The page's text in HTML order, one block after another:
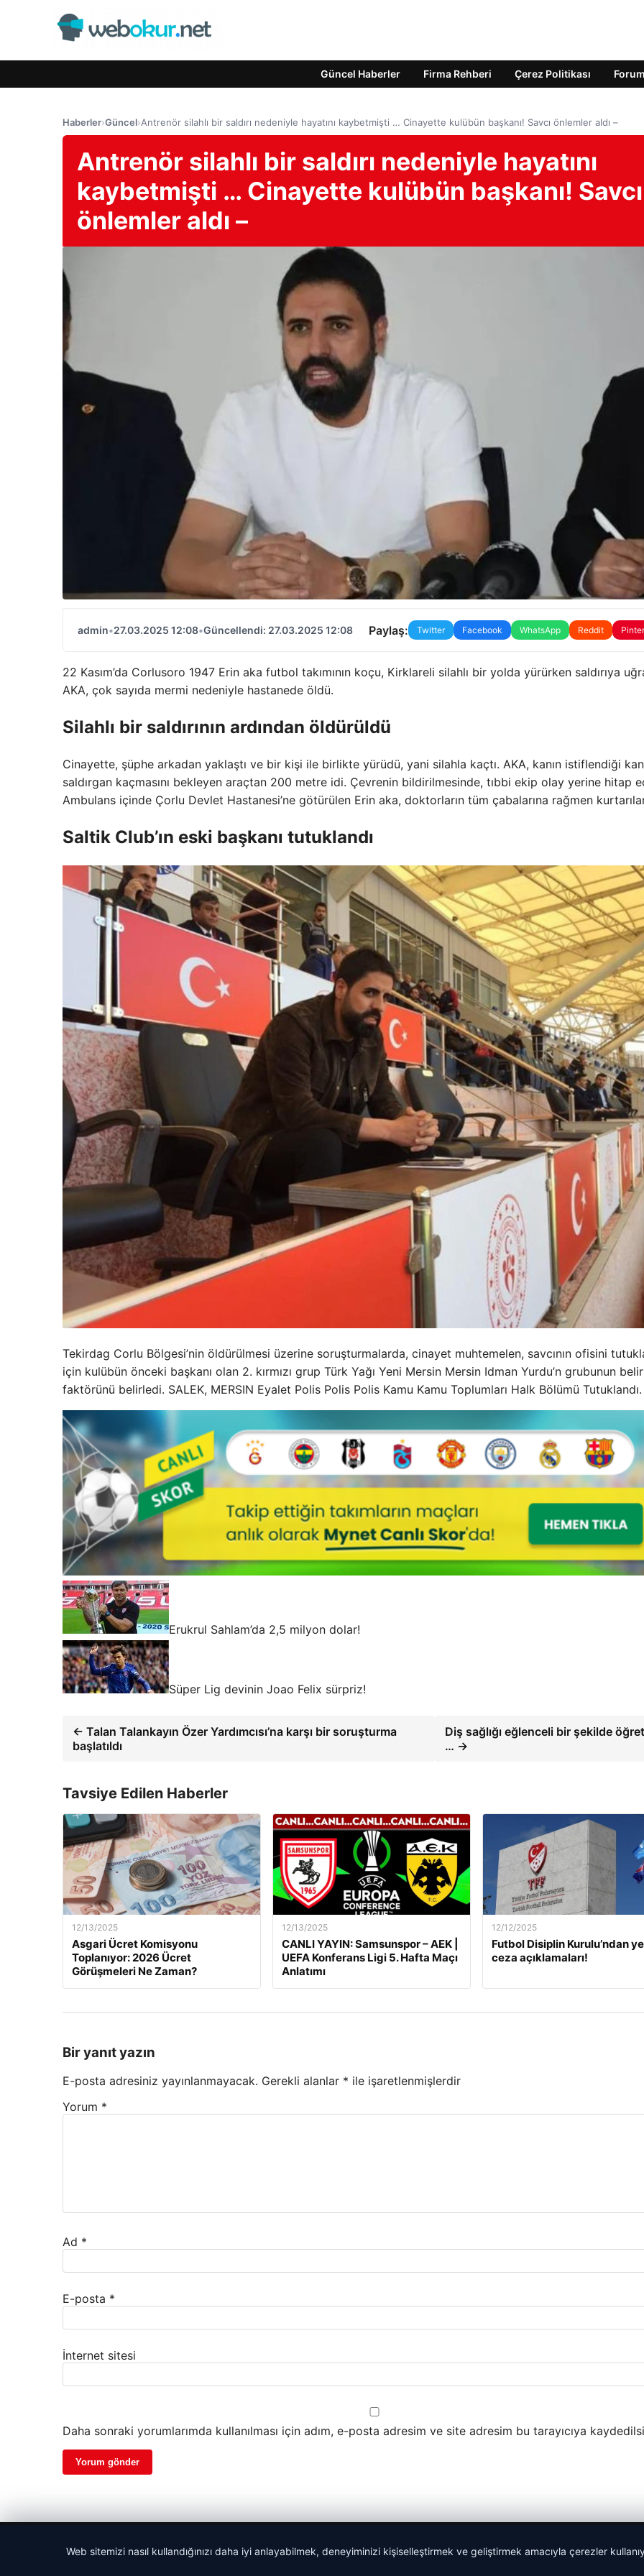
Güncel Haberler Firma Rehberi Çerez Politikası
Haberler›Güncel›Antrenör silahlı bir saldırı nedeniyle hayatını kaybetmişti … Cinayette kulübün başkanı! Savcı önlemler aldı –
Antrenör silahlı bir saldırı nedeniyle hayatını
kaybetmişti … Cinayette kulübün başkanı! Savcı
önlemler aldı –
admin•27.03.2025 12:08•Güncellendi: 27.03.2025 12:08 Paylaş: Twitter Facebook WhatsApp Reddit
22 Kasım’da Corlusoro 1947 Erin aka futbol takımının koçu, Kirklareli silahlı bir yolda yürürken saldırıya
AKA, çok sayıda mermi nedeniyle hastanede öldü.
Silahlı bir saldırının ardından öldürüldü
Cinayette, şüphe arkadan yaklaştı ve bir kişi ile birlikte yürüdü, yani silahla kaçtı. AKA, kanın istiflendiği
saldırgan kaçmasını bekleyen araçtan 200 metre idi. Çevrenin bildirilmesinde, tıbbi ekip olay yerine hitap
Ambulans içinde Çorlu Devlet Hastanesi’ne götürülen Erin aka, doktorların tüm çabalarına rağmen
Saltik Club’ın eski başkanı tutuklandı
Tekirdag Corlu Bölgesi’nin öldürülmesi üzerine soruşturmalarda, cinayet muhtemelen, savcının ofisini
için kulübün önceki başkanı olan 2. kırmızı grup Türk Yağı Yeni Mersin Mersin Idman Yurdu’n grubunun
faktörünü belirledi. SALEK, MERSIN Eyalet Polis Polis Polis Kamu Kamu Toplumları Halk Bölümü Tutuklandı.
Erukrul Sahlam’da 2,5 milyon dolar!
Süper Lig devinin Joao Felix sürpriz!
← Talan Talankayın Özer Yardımcısı’na karşı bir soruşturma
başlatıldı
Diş sağlığı eğlenceli bir şekilde
… →
Tavsiye Edilen Haberler
12/13/2025
Asgari Ücret Komisyonu
Toplanıyor: 2026 Ücret
Görüşmeleri Ne Zaman?
12/13/2025
CANLI YAYIN: Samsunspor – AEK |
UEFA Konferans Ligi 5. Hafta Maçı
Anlatımı
12/12/2025
Futbol Disiplin Kurulu’ndan
ceza açıklamaları!
Bir yanıt yazın
E-posta adresiniz yayınlanmayacak. Gerekli alanlar * ile işaretlenmişlerdir
Yorum *
Ad *
E-posta *
İnternet sitesi
Daha sonraki yorumlarımda kullanılması için adım, e-posta adresim ve site adresim bu tarayıcıya
Web sitemizi nasıl kullandığınızı daha iyi anlayabilmek, deneyiminizi kişiselleştirmek ve geliştirmek amacıyla çerezler